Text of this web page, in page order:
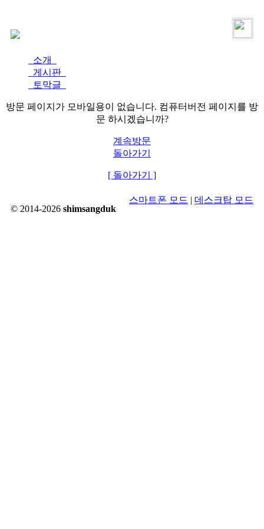
소개
게시판
토막글
방문 페이지가 모바일용이 없습니다. 컴퓨터버전 페이지를 방
문 하시겠습니까?
계속방문
돌아가기
[ 돌아가기 ]
© 2014-2026 shimsangduk
스마트폰 모드 | 데스크탑 모드